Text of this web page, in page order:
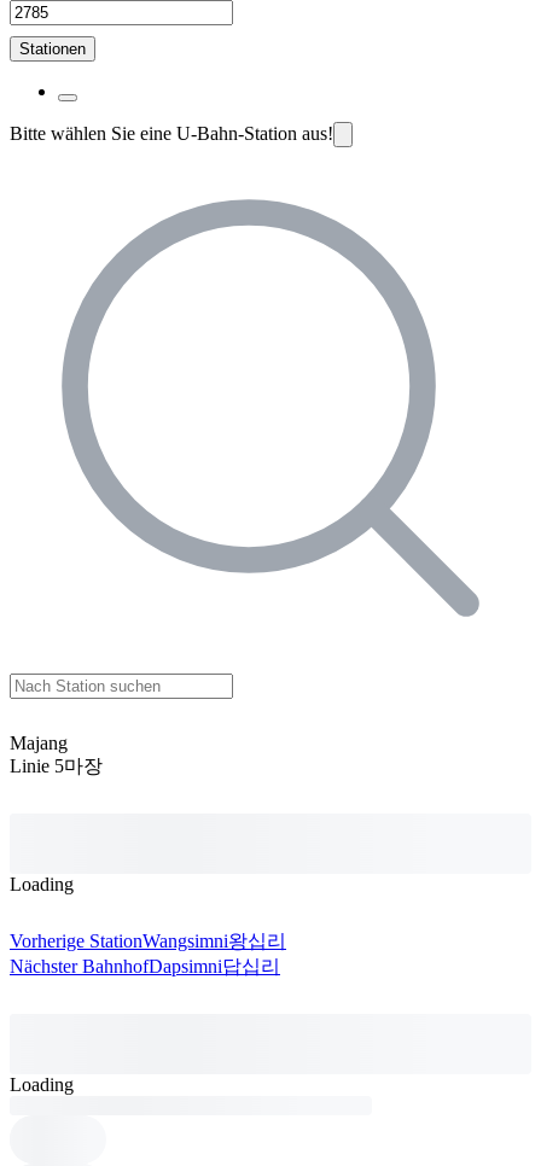
Stationen
Bitte wählen Sie eine U-Bahn-Station aus!
Majang
Linie 5마장
Loading
Vorherige StationWangsimni왕십리
Nächster BahnhofDapsimni답십리
Loading